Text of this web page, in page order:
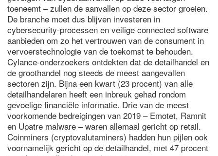
toeneemt – zullen de aanvallen op deze sector groeien.
De branche moet dus blijven investeren in
cybersecurity-processen en veilige connected software
aanbieden om zo het vertrouwen van de consument in
vervoerstechnologie van de toekomst te behouden.
Cylance-onderzoekers ontdekten dat de detailhandel en
de groothandel nog steeds de meest aangevallen
sectoren zijn. Bijna een kwart (23 procent) van alle
detailhandelaren heeft een inbreuk gehad rondom
gevoelige financiële informatie. Drie van de meest
voorkomende bedreigingen van 2019 – Emotet, Ramnit
en Upatre malware – waren allemaal gericht op retail.
Coinminers (cryptovalutaminers) hadden hun pijlen ook
voornamelijk gericht op de detailhandel, met 47 procent